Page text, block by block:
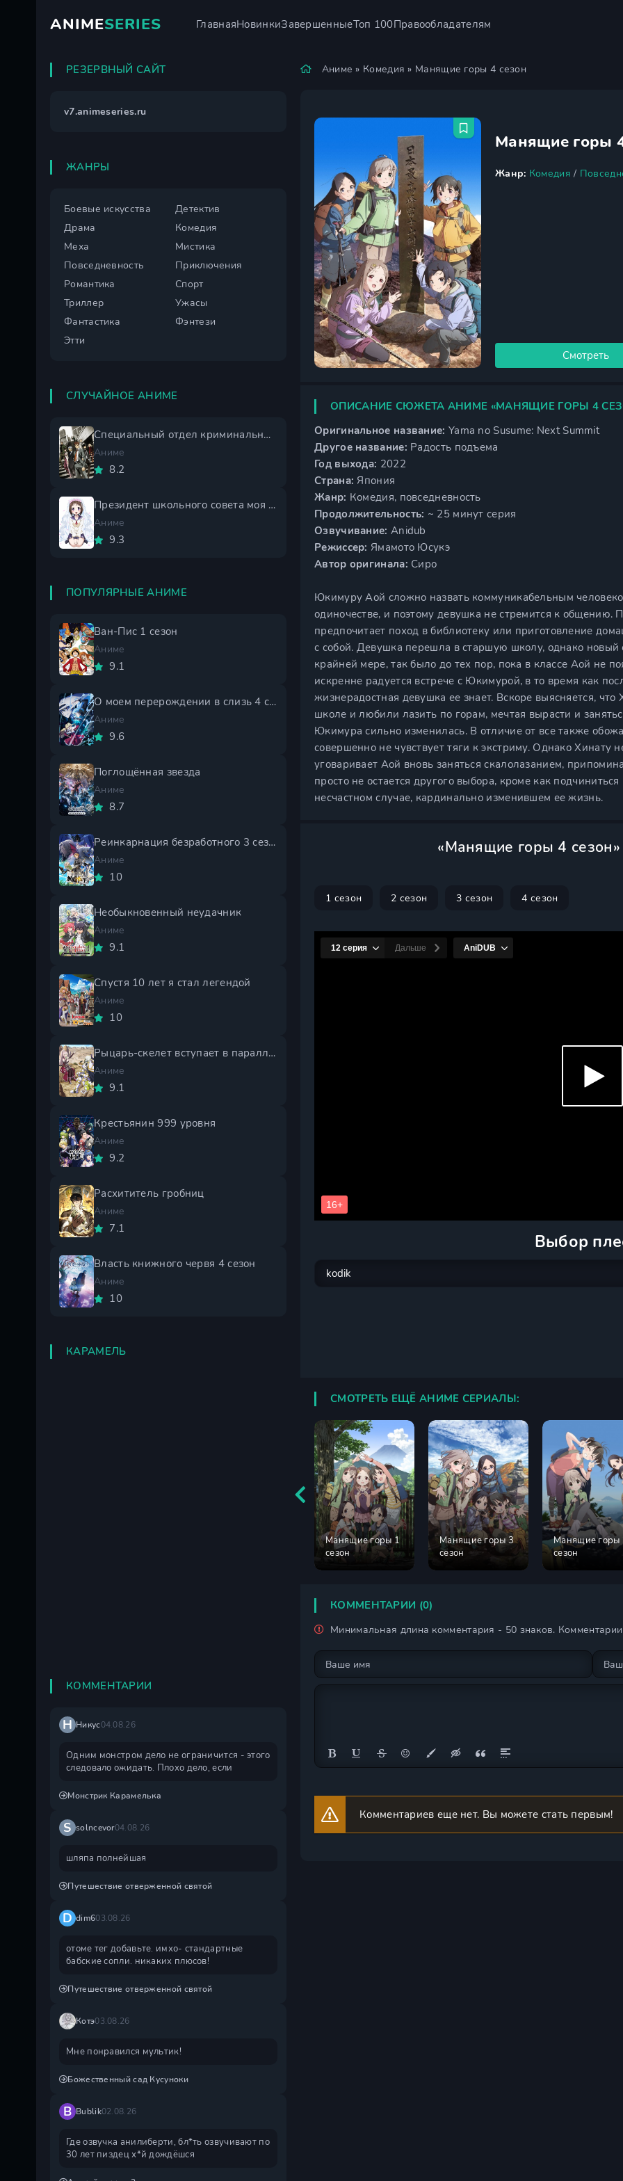
ANIMESERIES ГлавнаяНовинкиЗавершенныеТоп 100Правообладателям
Аниме » Комедия » Манящие горы 4 сезон
Манящие горы
Жанр: Комедия /
Смотреть
ОПИСАНИЕ СЮЖЕТА АНИМЕ «МАНЯЩИЕ ГОРЫ 4
Оригинальное название: Yama no Susume: Next Summit
Другое название: Радость подъема
Год выхода: 2022
Страна: Япония
Жанр: Комедия, повседневность
Продолжительность: ~ 25 минут серия
Озвучивание: Anidub
Режиссер: Ямамото Юсукэ
Автор оригинала: Сиро
Юкимуру Аой сложно назвать коммуникабельным
одиночестве, и поэтому девушка не стремится к
предпочитает поход в библиотеку или приготовление
с собой. Девушка перешла в старшую школу, однако новый
крайней мере, так было до тех пор, пока в классе Аой не
искренне радуется встрече с Юкимурой, в то время как
жизнерадостная девушка ее знает. Вскоре выясняется,
школе и любили лазить по горам, мечтая вырасти и
Юкимура сильно изменилась. В отличие от все также
совершенно не чувствует тяги к экстриму. Однако
уговаривает Аой вновь заняться скалолазанием,
просто не остается другого выбора, кроме как
несчастном случае, кардинально изменившем ее жизнь.
«Манящие горы 4
1 сезон 2 сезон 3 сезон 4 сезон
Выбор
СМОТРЕТЬ ЕЩЁ АНИМЕ СЕРИАЛЫ:
Манящие горы 1
сезон
Манящие горы 3
сезон
Манящие горы
сезон
КОММЕНТАРИИ (0)
Минимальная длина комментария - 50 знаков.
Комментариев еще нет. Вы можете стать первым!
РЕЗЕРВНЫЙ САЙТ
v7.animeseries.ru
ЖАНРЫ
Боевые искусства
Детектив
Драма
Комедия
Меха
Мистика
Повседневность
Приключения
Романтика
Спорт
Триллер
Ужасы
Фантастика
Фэнтези
Этти
СЛУЧАЙНОЕ АНИМЕ
Специальный отдел криминальных расследований: Токунана
Аниме
8.2
Президент школьного совета моя невеста 1 сезон
Аниме
9.3
ПОПУЛЯРНЫЕ АНИМЕ
Ван-Пис 1 сезон
Аниме
9.1
О моем перерождении в слизь 4 сезон
Аниме
9.6
Поглощённая звезда
Аниме
8.7
Реинкарнация безработного 3 сезон
Аниме
10
Необыкновенный неудачник
Аниме
9.1
Спустя 10 лет я стал легендой
Аниме
10
Рыцарь-скелет вступает в параллельный мир 2 сезон
Аниме
9.1
Крестьянин 999 уровня
Аниме
9.2
Расхититель гробниц
Аниме
7.1
Власть книжного червя 4 сезон
Аниме
10
КАРАМЕЛЬ
КОММЕНТАРИИ
Н Никус04.08.26
Одним монстром дело не ограничится - этого
следовало ожидать. Плохо дело, если
Монстрик Карамелька
S solncevor04.08.26
шляпа полнейшая
Путешествие отверженной святой
D dim603.08.26
отоме тег добавьте. имхо- стандартные
бабские сопли. никаких плюсов!
Путешествие отверженной святой
Котэ03.08.26
Мне понравился мультик!
Божественный сад Кусуноки
B Bublik02.08.26
Где озвучка анилиберти, бл*ть озвучивают по
30 лет пиздец х*й дождëшся